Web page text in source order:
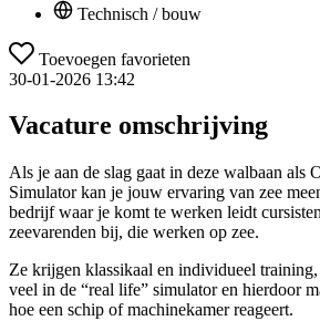
Technisch / bouw
Toevoegen favorieten
30-01-2026 13:42
Vacature omschrijving
Als je aan de slag gaat in deze walbaan als
Simulator kan je jouw ervaring van zee
bedrijf waar je komt te werken leidt
zeevarenden bij, die werken op zee.
Ze krijgen klassikaal en individueel training,
veel in de “real life” simulator en hierdoor
hoe een schip of machinekamer reageert.